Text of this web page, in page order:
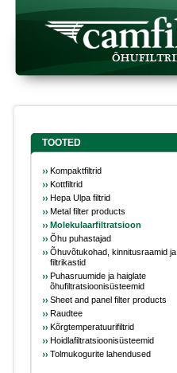
TOOTED
Kompaktfiltrid
Kottfiltrid
Hepa Ulpa filtrid
Metal filter products
Molekulaarfiltratsioon
Õhu puhastajad
Õhuvõtukohad, kinnitusraamid ja
filtrikastid
Puhasruumide ja haiglate
õhufiltratsioonisüsteemid
Sheet and panel filter products
Raudtee
Kõrgtemperatuurifiltrid
Hoidlafiltratsioonisüsteemid
Tolmukogurite lahendused